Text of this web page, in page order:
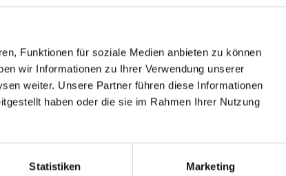
Funktionen für soziale Medien anbieten zu können
wir Informationen zu Ihrer Verwendung unserer
weiter. Unsere Partner führen diese Informationen
haben oder die sie im Rahmen Ihrer Nutzung
Statistiken Marketing
Design:
Blumen, Blätter
Druckart:
Digitaldruck
Farbton:
Grün, Rot
Kollektion:
WEAR THE WALLS
Konfektionierung: